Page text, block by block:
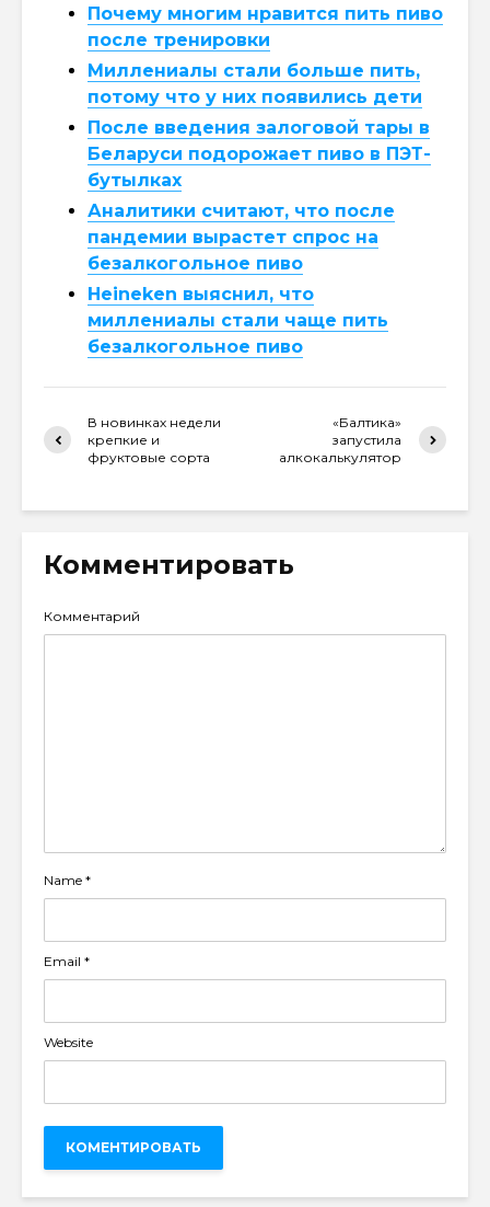
Почему многим нравится пить пиво
после тренировки
Миллениалы стали больше пить,
потому что у них появились дети
После введения залоговой тары в
Беларуси подорожает пиво в ПЭТ-
бутылках
Аналитики считают, что после
пандемии вырастет спрос на
безалкогольное пиво
Heineken выяснил, что
миллениалы стали чаще пить
безалкогольное пиво
В новинках недели
крепкие и
фруктовые сорта
«Балтика»
запустила
алкокалькулятор
Комментировать
Комментарий
Name *
Email *
Website